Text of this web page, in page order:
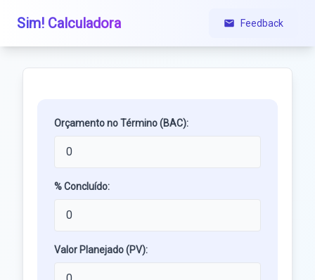
Sim! Calculadora Feedback
Orçamento no Término (BAC):
% Concluído:
Valor Planejado (PV):